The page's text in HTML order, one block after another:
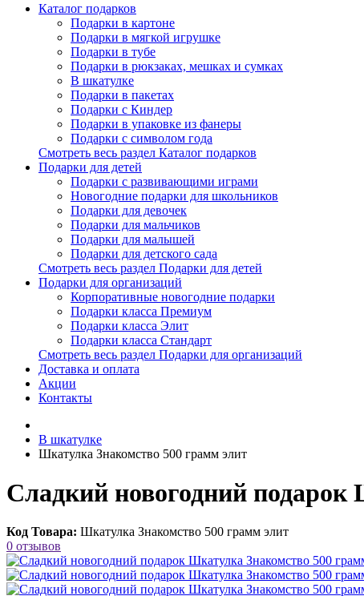
Каталог подарков
Подарки в картоне
Подарки в мягкой игрушке
Подарки в тубе
Подарки в рюкзаках, мешках и сумках
В шкатулке
Подарки в пакетах
Подарки с Киндер
Подарки в упаковке из фанеры
Подарки с символом года
Смотреть весь раздел Каталог подарков
Подарки для детей
Подарки с развивающими играми
Новогодние подарки для школьников
Подарки для девочек
Подарки для мальчиков
Подарки для малышей
Подарки для детского сада
Смотреть весь раздел Подарки для детей
Подарки для организаций
Корпоративные новогодние подарки
Подарки класса Премиум
Подарки класса Элит
Подарки класса Стандарт
Смотреть весь раздел Подарки для организаций
Доставка и оплата
Акции
Контакты
В шкатулке
Шкатулка Знакомство 500 грамм элит
Сладкий новогодний
Код Товара: Шкатулка Знакомство 500 грамм элит
0 отзывов